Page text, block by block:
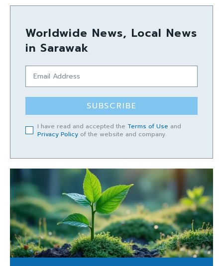
Worldwide News, Local News
in Sarawak
SUBSCRIBE
I have read and accepted the Terms of Use and
Privacy Policy of the website and company.